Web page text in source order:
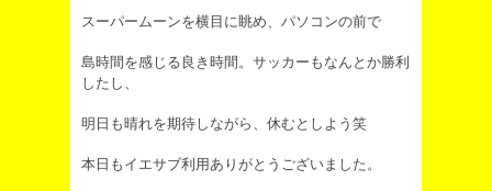
スーパームーンを横目に眺め、パソコンの前で
島時間を感じる良き時間。サッカーもなんとか勝利
したし、
明日も晴れを期待しながら、休むとしよう笑
本日もイエサブ利用ありがとうございました。